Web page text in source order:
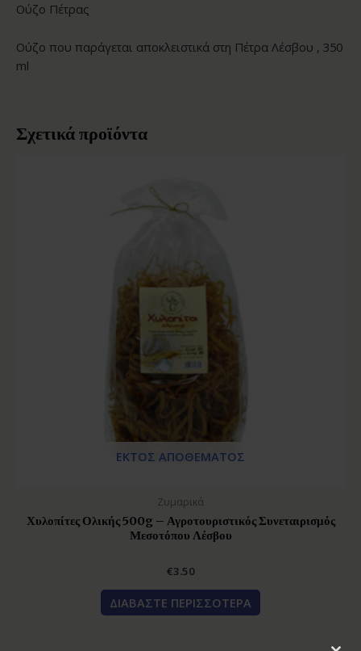
Ούζο Πέτρας
Ούζο που παράγεται αποκλειστικά στη Πέτρα Λέσβου , 350
ml
Σχετικά προϊόντα
ΕΚΤΌΣ ΑΠΟΘΈΜΑΤΟΣ
Ζυμαρικά
Χυλοπίτες Ολικής 500g – Αγροτουριστικός Συνεταιρισμός
Μεσοτόπου Λέσβου
€3.50
ΔΙΑΒΆΣΤΕ ΠΕΡΙΣΣΌΤΕΡΑ